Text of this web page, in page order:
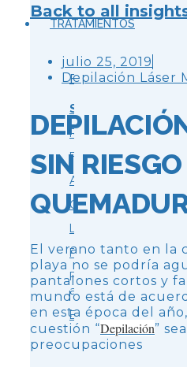
TRATAMIENTOS
FACIAL
Síntoma
Rejuvenecimiento
Flacidez
Arrugas
Ojeras
Labios
Pómulos
Piel
apagada
Bruxismo
Back to all
julio 25, 2019
Depilación Láser
SIN
El verano tanto en la
playa no se podría
pantalones cortos y
mundo está de
en esta época del
cuestión “Depilación”
preocupaciones